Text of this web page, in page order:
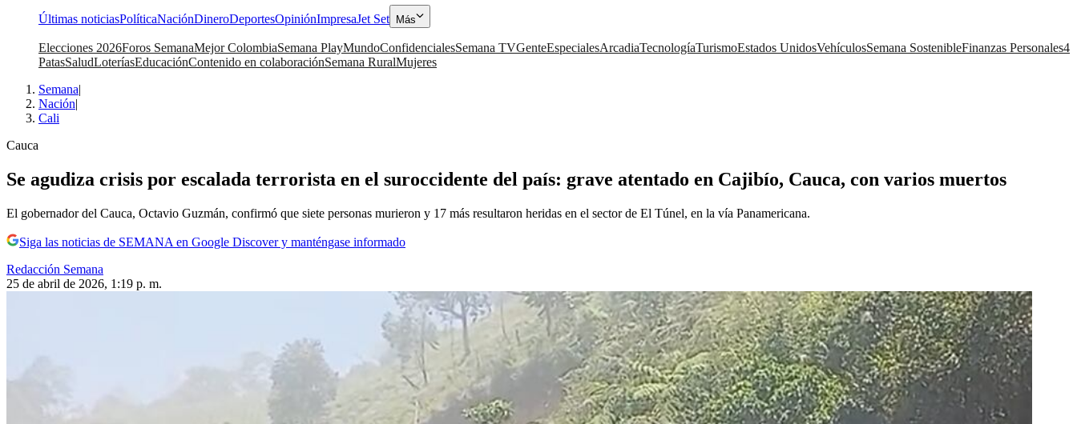
Últimas noticiasPolíticaNaciónDineroDeportesOpiniónImpresaJet Set Más
Elecciones 2026Foros SemanaMejor ColombiaSemana PlayMundoConfidencialesSemana TVGenteEspecialesArcadiaTecnologíaTurismoEstados UnidosVehículosSemana SostenibleFinanzas Personales4
PatasSaludLoteríasEducaciónContenido en colaboraciónSemana RuralMujeres
Semana|
Nación|
Cali
Cauca
Se agudiza crisis por escalada terrorista en el suroccidente del país: grave atentado en Cajibío, Cauca, con varios muertos
El gobernador del Cauca, Octavio Guzmán, confirmó que siete personas murieron y 17 más resultaron heridas en el sector de El Túnel, en la vía Panamericana.
Siga las noticias de SEMANA en Google Discover y manténgase informado
Redacción Semana
25 de abril de 2026, 1:19 p. m.